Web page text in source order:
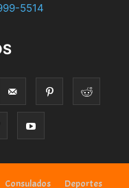
5514
Consulados Deportes